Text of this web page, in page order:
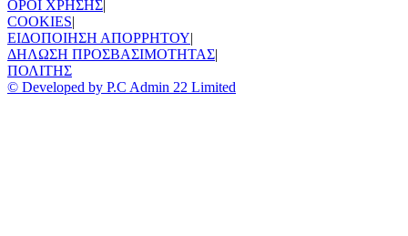
ΟΡΟΙ ΧΡΗΣΗΣ|
COOKIES|
ΕΙΔΟΠΟΙΗΣΗ ΑΠΟΡΡΗΤΟΥ|
ΔΗΛΩΣΗ ΠΡΟΣΒΑΣΙΜΟΤΗΤΑΣ|
ΠΟΛΙΤΗΣ
© Developed by P.C Admin 22 Limited